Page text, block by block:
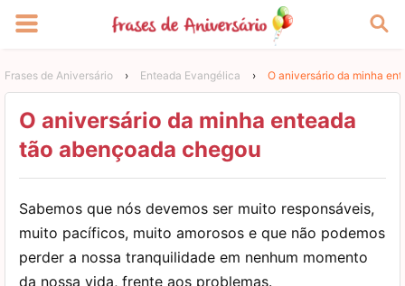
Frases de Aniversário › Enteada Evangélica › O aniversário da minha
O aniversário da minha enteada
tão abençoada chegou
Sabemos que nós devemos ser muito responsáveis,
muito pacíficos, muito amorosos e que não podemos
perder a nossa tranquilidade em nenhum momento
da nossa vida, frente aos problemas.